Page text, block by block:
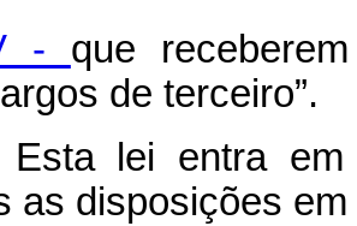
- que
de terceiro”.
Esta lei entra
as disposições